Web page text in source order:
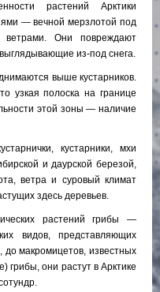
растений Арктики
— вечной мерзлотой под
Они повреждают
из-под снега.
выше кустарников.
узкая полоска на границе
этой зоны — наличие
кустарники, мхи
и даурской березой,
ветра и суровый климат
здесь деревьев.
растений грибы —
видов, представляющих
до макромицетов, известных
грибы, они растут в Арктике